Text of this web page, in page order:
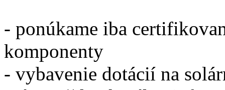
- ponúkame iba
komponenty
- vybavenie dotácií na